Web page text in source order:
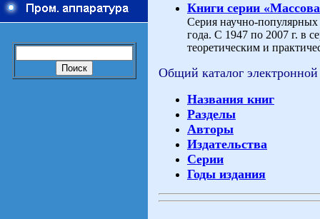
Книги серии
Серия научно-
года. С 1947 по 2007 г. в
теоретическим и
Общий каталог
Названия книг
Разделы
Авторы
Издательства
Серии
Годы издания